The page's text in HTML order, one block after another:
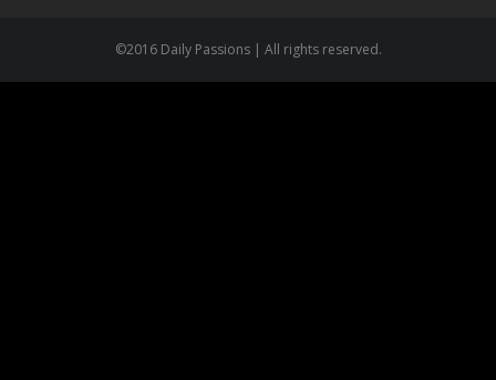
©2016 Daily Passions | All rights reserved.